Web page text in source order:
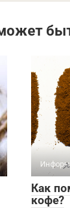
Как
кофе?